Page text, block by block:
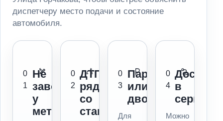
диспетчеру место подачи и состояние
автомобиля.
0
1
Не
заводится
у
метро
0
2
ДТП
рядом
со
станцией
0
3
Паркинг
или
двор
Для
0
4
в
сервис
Можно